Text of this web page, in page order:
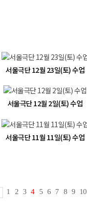
서울극단 12월 23일(토) 수업
서울극단 12월 2일(토) 수업
서울극단 11월 11일(토) 수업
1 2 3 4 5 6 7 8 9 10